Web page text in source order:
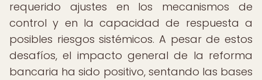
requerido ajustes en los mecanismos de
control y en la capacidad de respuesta a
posibles riesgos sistémicos. A pesar de estos
desafíos, el impacto general de la reforma
bancaria ha sido positivo, sentando las bases